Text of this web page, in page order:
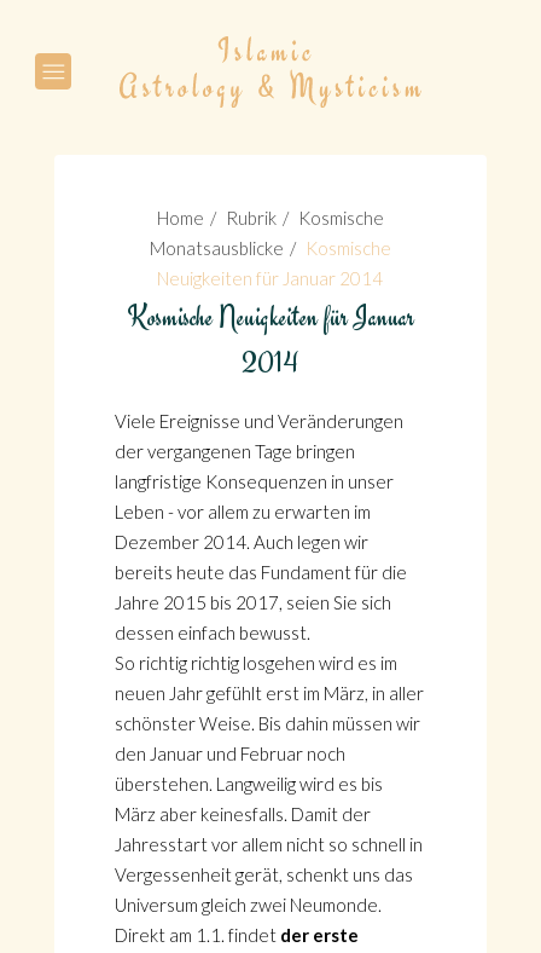
Home Rubrik
Kosmische
Monatsausblicke
Kosmische
Neuigkeiten für Januar 2014
Kosmische Neuigkeiten für Januar
2014
Viele Ereignisse und Veränderungen
der vergangenen Tage bringen
langfristige Konsequenzen in unser
Leben - vor allem zu erwarten im
Dezember 2014. Auch legen wir
bereits heute das Fundament für die
Jahre 2015 bis 2017, seien Sie sich
dessen einfach bewusst.
So richtig richtig losgehen wird es im
neuen Jahr gefühlt erst im März, in aller
schönster Weise. Bis dahin müssen wir
den Januar und Februar noch
überstehen. Langweilig wird es bis
März aber keinesfalls. Damit der
Jahresstart vor allem nicht so schnell in
Vergessenheit gerät, schenkt uns das
Universum gleich zwei Neumonde.
Direkt am 1.1. findet der erste